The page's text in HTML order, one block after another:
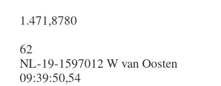
1.471,8780
62
NL-19-1597012 W van Oosten
09:39:50,54